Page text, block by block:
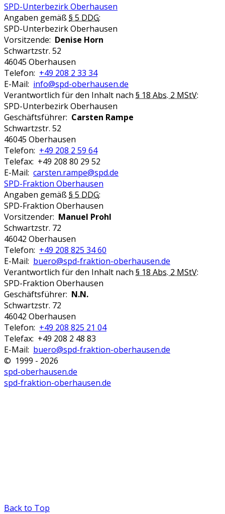
SPD-Unterbezirk Oberhausen
Angaben gemäß § 5 DDG:
SPD-Unterbezirk Oberhausen
Vorsitzende: Denise Horn
Schwartzstr. 52
46045 Oberhausen
Telefon: +49 208 2 33 34
E-Mail: info@spd-oberhausen.de
Verantwortlich für den Inhalt nach § 18 Abs. 2 MStV:
SPD-Unterbezirk Oberhausen
Geschäftsführer: Carsten Rampe
Schwartzstr. 52
46045 Oberhausen
Telefon: +49 208 2 59 64
Telefax: +49 208 80 29 52
E-Mail: carsten.rampe@spd.de
SPD-Fraktion Oberhausen
Angaben gemäß § 5 DDG:
SPD-Fraktion Oberhausen
Vorsitzender: Manuel Prohl
Schwartzstr. 72
46042 Oberhausen
Telefon: +49 208 825 34 60
E-Mail: buero@spd-fraktion-oberhausen.de
Verantwortlich für den Inhalt nach § 18 Abs. 2 MStV:
SPD-Fraktion Oberhausen
Geschäftsführer: N.N.
Schwartzstr. 72
46042 Oberhausen
Telefon: +49 208 825 21 04
Telefax: +49 208 2 48 83
E-Mail: buero@spd-fraktion-oberhausen.de
© 1999 - 2026
spd-oberhausen.de
spd-fraktion-oberhausen.de
Back to Top